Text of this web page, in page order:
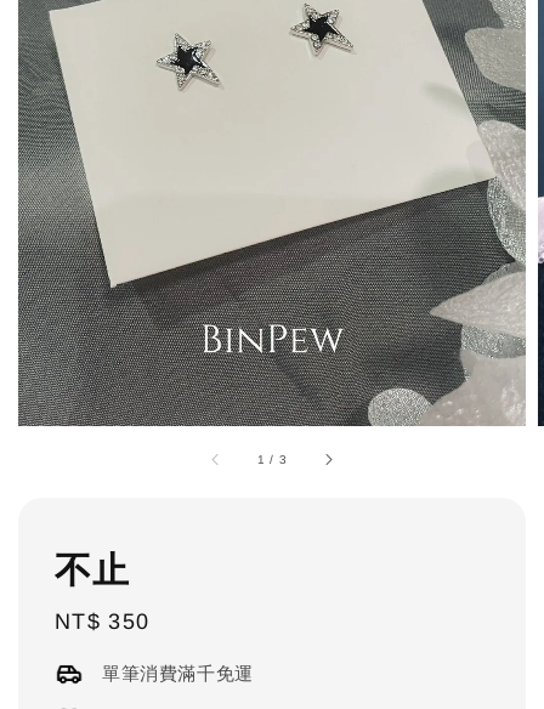
1 / 3
不止
Regular
NT$ 350
單筆消費滿千免運